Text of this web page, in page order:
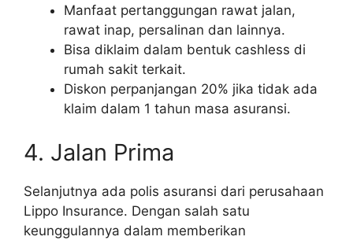
Manfaat pertanggungan rawat jalan,
rawat inap, persalinan dan lainnya.
Bisa diklaim dalam bentuk cashless di
rumah sakit terkait.
Diskon perpanjangan 20% jika tidak ada
klaim dalam 1 tahun masa asuransi.
4. Jalan Prima
Selanjutnya ada polis asuransi dari perusahaan
Lippo Insurance. Dengan salah satu
keunggulannya dalam memberikan